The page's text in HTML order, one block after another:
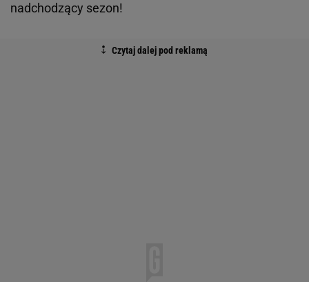
nadchodzący sezon!